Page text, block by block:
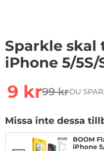
Sparkle skal
iPhone 5/5S/
rea pris
9 krtidigare
99 krDU
Missa inte dessa
BOOM
iPhone